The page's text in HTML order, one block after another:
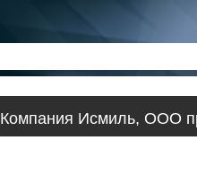
Компания Исмиль, ООО